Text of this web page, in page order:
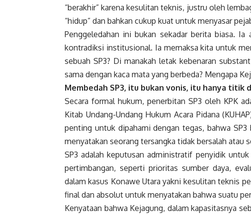
“berakhir” karena kesulitan teknis, justru oleh
“hidup” dan bahkan cukup kuat untuk menyasar
Penggeledahan ini bukan sekadar berita biasa.
kontradiksi institusional. Ia memaksa kita untuk
sebuah SP3? Di manakah letak kebenaran
sama dengan kaca mata yang berbeda? Mengapa
Membedah SP3, itu bukan vonis, itu hanya titik
Secara formal hukum, penerbitan SP3 oleh KPK
Kitab Undang-Undang Hukum Acara Pidana
penting untuk dipahami dengan tegas, bahwa
menyatakan seorang tersangka tidak bersalah atau
SP3 adalah keputusan administratif penyidik
pertimbangan, seperti prioritas sumber daya,
dalam kasus Konawe Utara yakni kesulitan teknis
final dan absolut untuk menyatakan bahwa suatu
Kenyataan bahwa Kejagung, dalam kapasitasnya